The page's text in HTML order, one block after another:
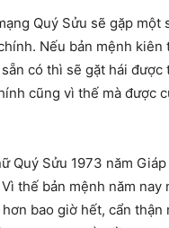
Quý Sửu sẽ gặp một
Nếu bản mệnh kiên
có thì sẽ gặt hái được
cũng vì thế mà được
Quý Sửu 1973 năm
thế bản mệnh năm nay
bao giờ hết, cẩn thận